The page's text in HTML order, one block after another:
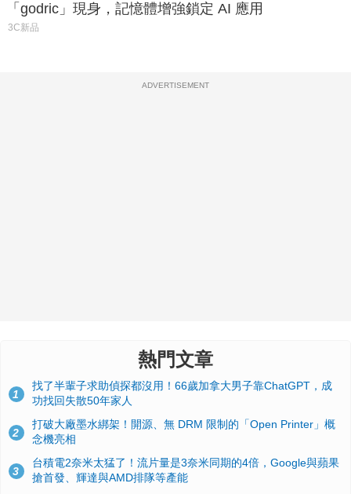
「godric」現身，記憶體增強鎖定 AI 應用
3C新品
ADVERTISEMENT
熱門文章
1
找了半輩子求助偵探都沒用！66歲加拿大男子靠ChatGPT，成
功找回失散50年家人
2
打破大廠墨水綁架！開源、無 DRM 限制的「Open Printer」概
念機亮相
3
台積電2奈米太猛了！流片量是3奈米同期的4倍，Google與蘋果
搶首發、輝達與AMD排隊等產能